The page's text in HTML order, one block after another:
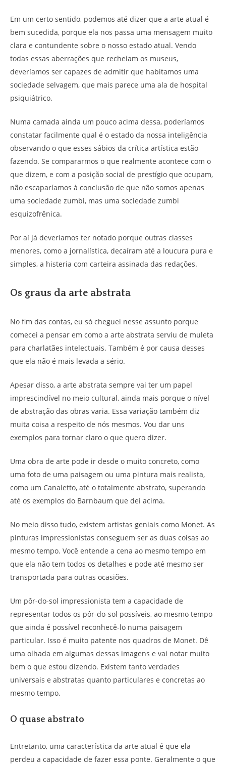
Em um certo sentido, podemos até dizer que a arte atual é
bem sucedida, porque ela nos passa uma mensagem muito
clara e contundente sobre o nosso estado atual. Vendo
todas essas aberrações que recheiam os museus,
deveríamos ser capazes de admitir que habitamos uma
sociedade selvagem, que mais parece uma ala de hospital
psiquiátrico.
Numa camada ainda um pouco acima dessa, poderíamos
constatar facilmente qual é o estado da nossa inteligência
observando o que esses sábios da crítica artística estão
fazendo. Se compararmos o que realmente acontece com o
que dizem, e com a posição social de prestígio que ocupam,
não escaparíamos à conclusão de que não somos apenas
uma sociedade zumbi, mas uma sociedade zumbi
esquizofrênica.
Por aí já deveríamos ter notado porque outras classes
menores, como a jornalística, decaíram até a loucura pura e
simples, a histeria com carteira assinada das redações.
Os graus da arte abstrata
No fim das contas, eu só cheguei nesse assunto porque
comecei a pensar em como a arte abstrata serviu de muleta
para charlatães intelectuais. Também é por causa desses
que ela não é mais levada a sério.
Apesar disso, a arte abstrata sempre vai ter um papel
imprescindível no meio cultural, ainda mais porque o nível
de abstração das obras varia. Essa variação também diz
muita coisa a respeito de nós mesmos. Vou dar uns
exemplos para tornar claro o que quero dizer.
Uma obra de arte pode ir desde o muito concreto, como
uma foto de uma paisagem ou uma pintura mais realista,
como um Canaletto, até o totalmente abstrato, superando
até os exemplos do Barnbaum que dei acima.
No meio disso tudo, existem artistas geniais como Monet. As
pinturas impressionistas conseguem ser as duas coisas ao
mesmo tempo. Você entende a cena ao mesmo tempo em
que ela não tem todos os detalhes e pode até mesmo ser
transportada para outras ocasiões.
Um pôr-do-sol impressionista tem a capacidade de
representar todos os pôr-do-sol possíveis, ao mesmo tempo
que ainda é possível reconhecê-lo numa paisagem
particular. Isso é muito patente nos quadros de Monet. Dê
uma olhada em algumas dessas imagens e vai notar muito
bem o que estou dizendo. Existem tanto verdades
universais e abstratas quanto particulares e concretas ao
mesmo tempo.
O quase abstrato
Entretanto, uma característica da arte atual é que ela
perdeu a capacidade de fazer essa ponte. Geralmente o que